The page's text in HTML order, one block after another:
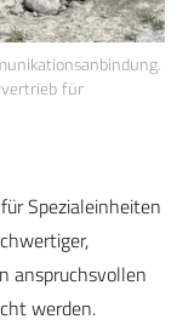
für
Spezialeinheiten
anspruchsvollen
werden.